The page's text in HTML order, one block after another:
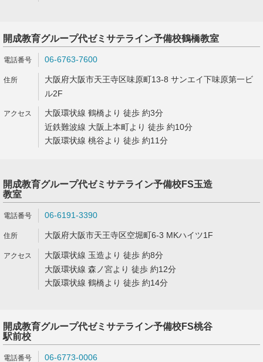
開成教育グループ代ゼミサテライン予備校鶴橋教室
06-6763-7600
大阪府大阪市天王寺区味原町13-8 サンエイ下味原第一ビ
ル2F
大阪環状線 鶴橋より 徒歩 約3分
近鉄難波線 大阪上本町より 徒歩 約10分
大阪環状線 桃谷より 徒歩 約11分
開成教育グループ代ゼミサテライン予備校FS玉造
教室
06-6191-3390
大阪府大阪市天王寺区空堀町6-3 MKハイツ1F
大阪環状線 玉造より 徒歩 約8分
大阪環状線 森ノ宮より 徒歩 約12分
大阪環状線 鶴橋より 徒歩 約14分
開成教育グループ代ゼミサテライン予備校FS桃谷
駅前校
06-6773-0006